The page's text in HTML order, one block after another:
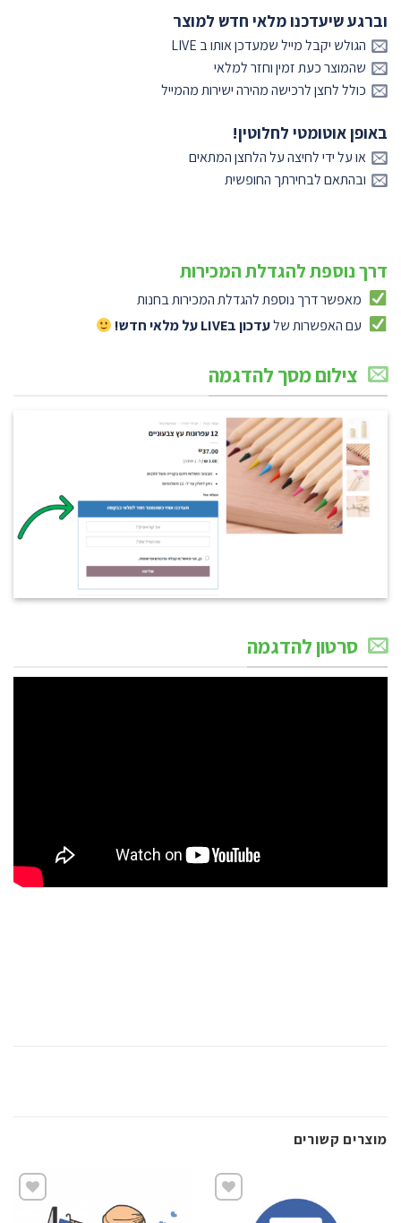
וברגע שיעדכנו מלאי חדש למוצר
הגולש יקבל מייל שמעדכן אותו ב LIVE
שהמוצר כעת זמין וחזר למלאי
כולל לחצן לרכישה מהירה ישירות מהמייל
באופן אוטומטי לחלוטין!
או על ידי לחיצה על הלחצן המתאים
ובהתאם לבחירתך החופשית
דרך נוספת להגדלת המכירות
מאפשר דרך נוספת להגדלת המכירות בחנות
עם האפשרות שלעדכון בLIVE על מלאי חדש!
צילום מסך להדגמה
סרטון להדגמה
מוצרים קשורים